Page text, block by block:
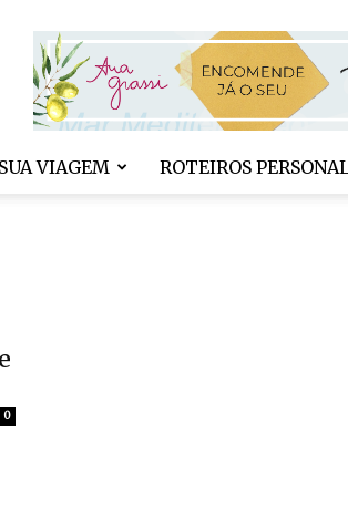
VIAGEM ROTEIROS
0